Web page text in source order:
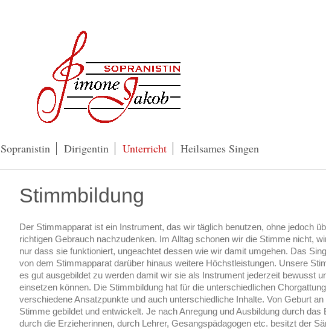
Sopranistin Dirigentin Unterricht Heilsames Singen
Stimmbildung
Der Stimmapparat ist ein Instrument, das wir täglich benutzen, ohne jedoch
richtigen Gebrauch nachzudenken. Im Alltag schonen wir die Stimme nicht,
nur dass sie funktioniert, ungeachtet dessen wie wir damit umgehen. Das
von dem Stimmapparat darüber hinaus weitere Höchstleistungen. Unsere
es gut ausgebildet zu werden damit wir sie als Instrument jederzeit bewusst
einsetzen können. Die Stimmbildung hat für die unterschiedlichen
verschiedene Ansatzpunkte und auch unterschiedliche Inhalte. Von Geburt an
Stimme gebildet und entwickelt. Je nach Anregung und Ausbildung durch das
durch die Erzieherinnen, durch Lehrer, Gesangspädagogen etc. besitzt der